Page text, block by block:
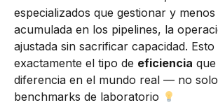
especializados que gestionar y
acumulada en los pipelines, la
ajustada sin sacrificar capacidad. Esto
exactamente el tipo de eficiencia
diferencia en el mundo real — no
benchmarks de laboratorio